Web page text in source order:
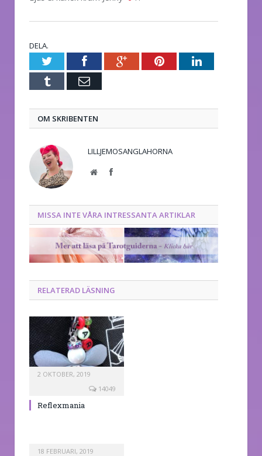
DELA.
TwitterFacebookGoogle+PinterestLinkedIn
Tumblr E-
OM SKRIBENTEN
LILLJEMOSANGLAHORNA
WebsiteFacebook
MISSA INTE VÅRA INTRESSANTA ARTIKLAR
RELATERAD LÄSNING
2 OKTOBER, 2019
14049
Reflexmania
18 FEBRUARI, 2019